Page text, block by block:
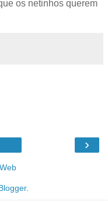
os netinhos querem
›
.